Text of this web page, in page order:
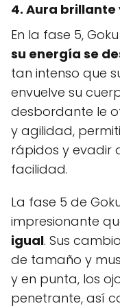
4. Aura
En la fase 5,
su energía se
tan intenso que
envuelve su
desbordante le
y agilidad,
rápidos y evadir
facilidad.
La fase 5 de
impresionante
igual. Sus
de tamaño y
y en punta, los
penetrante, así